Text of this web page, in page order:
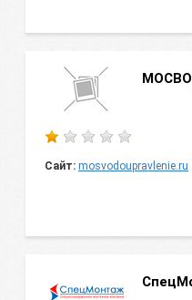
Сайт: mosvodoupravlenie.ru